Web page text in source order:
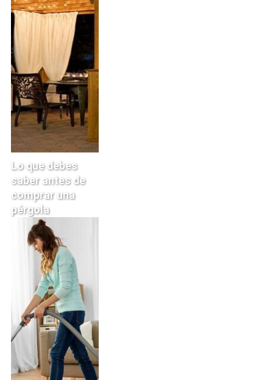
Lo que debes
saber antes de
comprar una
pérgola